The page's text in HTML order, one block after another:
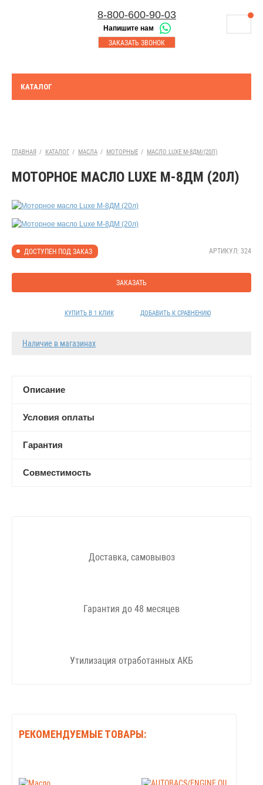
8-800-600-90-03
Напишите нам
ЗАКАЗАТЬ ЗВОНОК
Корзина
ОПЛАТА
КОНТАКТЫ
АКЦИИ
8-843-230-17-45
Казань
Набережные Челны
КАТАЛОГ
ГЛАВНАЯ / КАТАЛОГ / МАСЛА / МОТОРНЫЕ / МАСЛО LUXE М-8ДМ/(20Л)
МОТОРНОЕ МАСЛО LUXE М-8ДМ (20Л)
ДОСТУПЕН ПОД ЗАКАЗ АРТИКУЛ: 324
ЗАКАЗАТЬ
КУПИТЬ В 1 КЛИК ДОБАВИТЬ К СРАВНЕНИЮ
Наличие в магазинах
Описание
Условия оплаты
Гарантия
Совместимость
Доставка, самовывоз
Гарантия до 48 месяцев
Утилизация отработанных АКБ
РЕКОМЕНДУЕМЫЕ ТОВАРЫ: